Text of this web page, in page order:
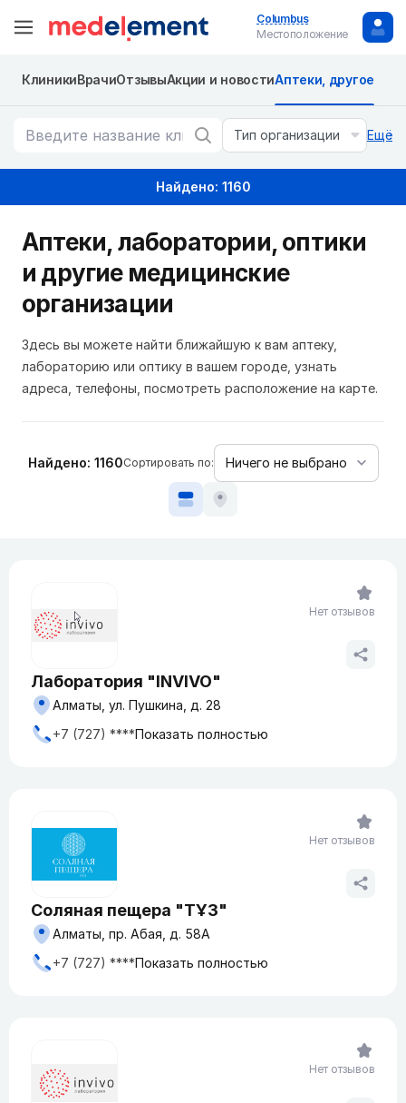
Columbus
Местоположение
КлиникиВрачиОтзывыАкции и новостиАптеки, другое
Тип организации Ещё
Найдено: 1160
Аптеки, лаборатории, оптики
и другие медицинские
организации
Здесь вы можете найти ближайшую к вам аптеку,
лабораторию или оптику в вашем городе, узнать
адреса, телефоны, посмотреть расположение на карте.
Найдено: 1160Сортировать по:
Лаборатория "INVIVO"
Алматы, ул. Пушкина, д. 28
+7 (727) ****Показать полностью
Нет отзывов
Соляная пещера "ТҰЗ"
Алматы, пр. Абая, д. 58А
+7 (727) ****Показать полностью
Нет отзывов
Нет отзывов